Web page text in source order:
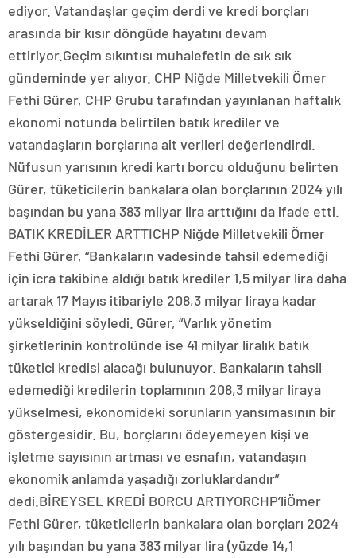
ediyor. Vatandaşlar geçim derdi ve kredi borçları
arasında bir kısır döngüde hayatını devam
ettiriyor.Geçim sıkıntısı muhalefetin de sık sık
gündeminde yer alıyor. CHP Niğde Milletvekili Ömer
Fethi Gürer, CHP Grubu tarafından yayınlanan haftalık
ekonomi notunda belirtilen batık krediler ve
vatandaşların borçlarına ait verileri değerlendirdi.
Nüfusun yarısının kredi kartı borcu olduğunu belirten
Gürer, tüketicilerin bankalara olan borçlarının 2024 yılı
başından bu yana 383 milyar lira arttığını da ifade etti.
BATIK KREDİLER ARTTICHP Niğde Milletvekili Ömer
Fethi Gürer, “Bankaların vadesinde tahsil edemediği
için icra takibine aldığı batık krediler 1,5 milyar lira daha
artarak 17 Mayıs itibariyle 208,3 milyar liraya kadar
yükseldiğini söyledi. Gürer, “Varlık yönetim
şirketlerinin kontrolünde ise 41 milyar liralık batık
tüketici kredisi alacağı bulunuyor. Bankaların tahsil
edemediği kredilerin toplamının 208,3 milyar liraya
yükselmesi, ekonomideki sorunların yansımasının bir
göstergesidir. Bu, borçlarını ödeyemeyen kişi ve
işletme sayısının artması ve esnafın, vatandaşın
ekonomik anlamda yaşadığı zorluklardandır”
dedi.BİREYSEL KREDİ BORCU ARTIYORCHP’liÖmer
Fethi Gürer, tüketicilerin bankalara olan borçları 2024
yılı başından bu yana 383 milyar lira (yüzde 14,1